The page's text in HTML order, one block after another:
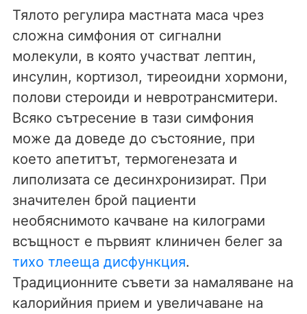
Тялото регулира мастната маса чрез
сложна симфония от сигнални
молекули, в която участват лептин,
инсулин, кортизол, тиреоидни хормони,
полови стероиди и невротрансмитери.
Всяко сътресение в тази симфония
може да доведе до състояние, при
което апетитът, термогенезата и
липолизата се десинхронизират. При
значителен брой пациенти
необяснимото качване на килограми
всъщност е първият клиничен белег за
тихо тлееща дисфункция.
Традиционните съвети за намаляване на
калорийния прием и увеличаване на